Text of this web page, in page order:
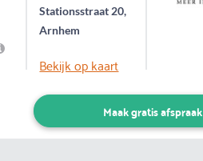
Stationsstraat 20,
Arnhem
Bekijk op kaart
Maak gratis afspraak